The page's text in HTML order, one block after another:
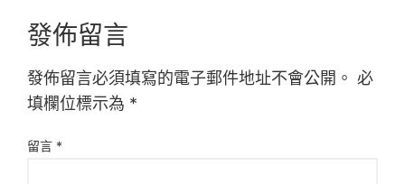
發佈留言
發佈留言必須填寫的電子郵件地址不會公開。 必
填欄位標示為 *
留言 *